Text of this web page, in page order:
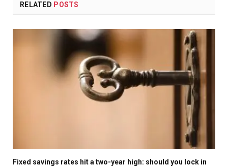
RELATED POSTS
Fixed savings rates hit a two-year high: should you lock in